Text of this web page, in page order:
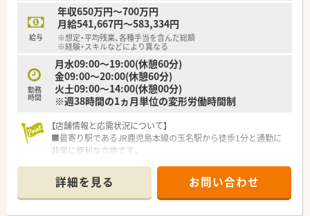
給与
年収650万円～700万円
月給541,667円～583,334円
※想定・平均残業、各種手当を含んだ総額
※経験・スキルなどにより異なる
勤務
時間
月水09:00～19:00(休憩60分)
金09:00～20:00(休憩60分)
火土09:00～14:00(休憩00分)
※週38時間の1ヵ月単位の変形労働時間制
【店舗情報と応需状況について】
■最寄り駅であるJR鹿児島本線の玉名駅から徒歩1分と通勤に
非常に便利な立地です。
枚応需する環境です。
■薬剤師はパートを含め4名から5名ほど在籍しており事務員も
2名配置されています。
詳細を見る お問い合わせ